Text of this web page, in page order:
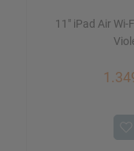
11" iPad Air Wi-